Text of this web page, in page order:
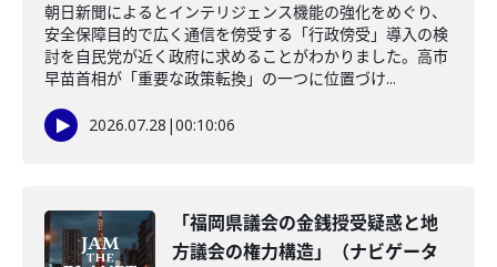
朝日新聞によるとインテリジェンス機能の強化をめぐり、
安全保障目的で広く通信を傍受する「行政傍受」導入の検
討を自民党が近く政府に求めることがわかりました。高市
早苗首相が「重要な政策転換」の一つに位置づけ...
2026.07.28 |00:10:06
「福岡県議会の金銭授受疑惑と地
方議会の権力構造」（ナビゲータ